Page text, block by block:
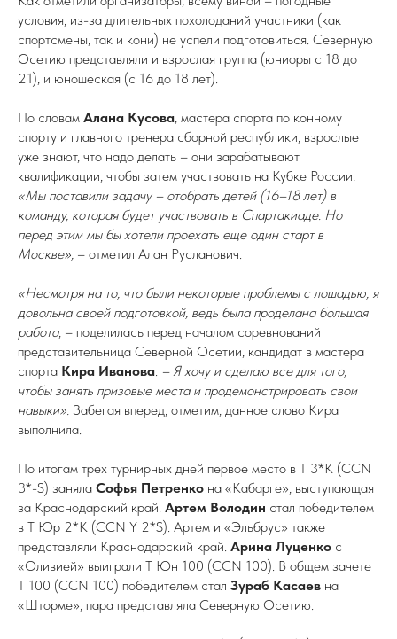
условия, из-за длительных похолоданий участники (как
спортсмены, так и кони) не успели подготовиться. Северную
Осетию представляли и взрослая группа (юниоры с 18 до
21), и юношеская (с 16 до 18 лет).
По словам Алана Кусова, мастера спорта по конному
спорту и главного тренера сборной республики, взрослые
уже знают, что надо делать – они зарабатывают
квалификации, чтобы затем участвовать на Кубке России.
«Мы поставили задачу – отобрать детей (16–18 лет) в
команду, которая будет участвовать в Спартакиаде. Но
перед этим мы бы хотели проехать еще один старт в
Москве», – отметил Алан Русланович.
«Несмотря на то, что были некоторые проблемы с лошадью, я
довольна своей подготовкой, ведь была проделана большая
работа, – поделилась перед началом соревнований
представительница Северной Осетии, кандидат в мастера
спорта Кира Иванова. – Я хочу и сделаю все для того,
чтобы занять призовые места и продемонстрировать свои
навыки». Забегая вперед, отметим, данное слово Кира
выполнила.
По итогам трех турнирных дней первое место в Т 3*К (CCN
3*-S) заняла Софья Петренко на «Кабарге», выступающая
за Краснодарский край. Артем Володин стал победителем
в Т Юр 2*К (CCN Y 2*S). Артем и «Эльбрус» также
представляли Краснодарский край. Арина Луценко с
«Оливией» выиграли Т Юн 100 (CCN 100). В общем зачете
Т 100 (CCN 100) победителем стал Зураб Касаев на
«Шторме», пара представляла Северную Осетию.